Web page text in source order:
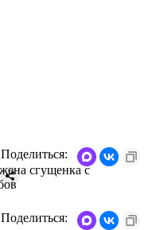
сгущенка с
Поделиться:
Поделиться: